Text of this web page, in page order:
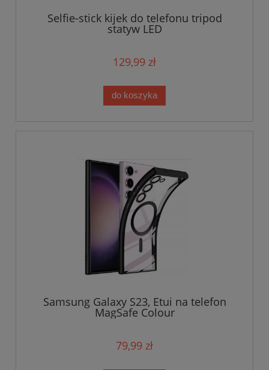
Selfie-stick kijek do telefonu tripod
statyw LED
129,99 zł
do koszyka
Samsung Galaxy S23, Etui na telefon
MagSafe Colour
79,99 zł